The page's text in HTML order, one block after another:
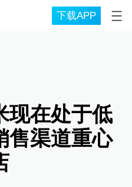
下载APP
现在处于低
售渠道重心